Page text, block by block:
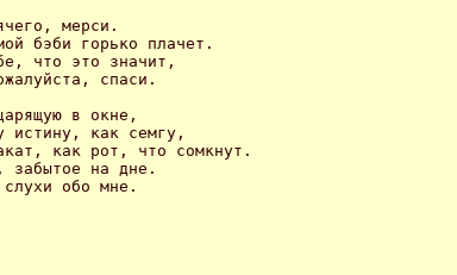
мерси.
бэби горько плачет.
что это значит,
спаси.
в окне,
истину, как семгу,
как рот, что сомкнут.
забытое на дне.
обо мне.